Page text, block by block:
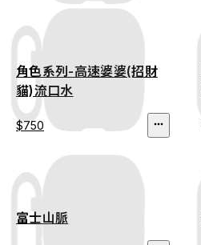
角色系列-高速婆婆(招財
貓)流口水
$750
富士山脈